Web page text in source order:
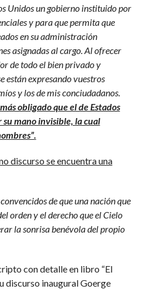
Unidos un gobierno instituido por
y para que permita que
en su administración
asignadas al cargo. Al ofrecer
de todo el bien privado y
están expresando vuestros
y los de mis conciudadanos.
obligado que el de Estados
mano invisible, la cual
discurso se encuentra una
de que una nación que
orden y el derecho que el Cielo
la sonrisa benévola del propio
con detalle en libro “El
discurso inaugural Goerge